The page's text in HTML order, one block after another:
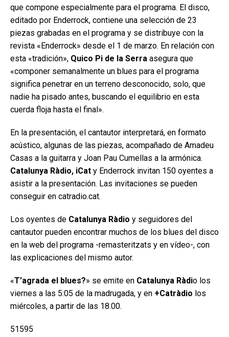
que compone especialmente para el programa. El disco,
editado por Enderrock, contiene una selección de 23
piezas grabadas en el programa y se distribuye con la
revista «Enderrock» desde el 1 de marzo. En relación con
esta «tradición», Quico Pi de la Serra asegura que
«componer semanalmente un blues para el programa
significa penetrar en un terreno desconocido, solo, que
nadie ha pisado antes, buscando el equilibrio en esta
cuerda floja hasta el final».
En la presentación, el cantautor interpretará, en formato
acústico, algunas de las piezas, acompañado de Amadeu
Casas a la guitarra y Joan Pau Cumellas a la armónica.
Catalunya Ràdio, iCat y Enderrock invitan 150 oyentes a
asistir a la presentación. Las invitaciones se pueden
conseguir en catradio.cat.
Los oyentes de Catalunya Ràdio y seguidores del
cantautor pueden encontrar muchos de los blues del disco
en la web del programa -remasteritzats y en vídeo-, con
las explicaciones del mismo autor.
«T’agrada el blues?» se emite en Catalunya Ràdio los
viernes a las 5:05 de la madrugada, y en +Catràdio los
miércoles, a partir de las 18.00.
51595